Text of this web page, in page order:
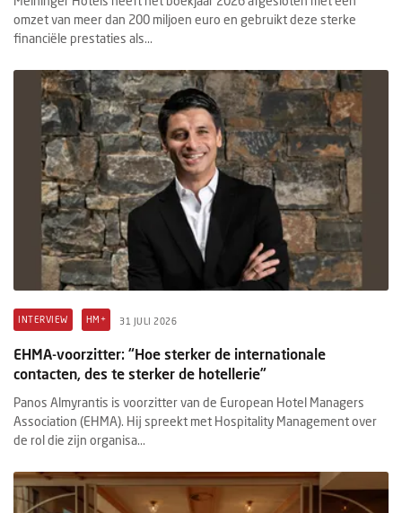
omzet van meer dan 200 miljoen euro en gebruikt deze sterke
financiële prestaties als...
INTERVIEW HM+ 31 JULI 2026
EHMA-voorzitter: “Hoe sterker de internationale
contacten, des te sterker de hotellerie”
Panos Almyrantis is voorzitter van de European Hotel Managers
Association (EHMA). Hij spreekt met Hospitality Management over
de rol die zijn organisa...